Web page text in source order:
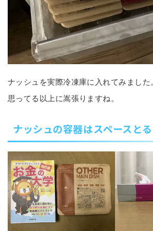
ナッシュを実際冷凍庫に入れてみました
思ってる以上に嵩張りますね。
ナッシュの容器はスペースとる